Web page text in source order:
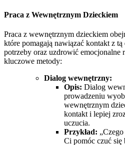
Praca z Wewnętrznym Dzieckiem
Praca z wewnętrznym dzieckiem
które pomagają nawiązać kontakt z tą
potrzeby oraz uzdrowić emocjonalne
kluczowe metody:
Dialog wewnętrzny:
Opis: Dialog
prowadzeniu
wewnętrznym
kontakt i lepiej
uczucia.
Przykład:
Ci pomóc czuć się